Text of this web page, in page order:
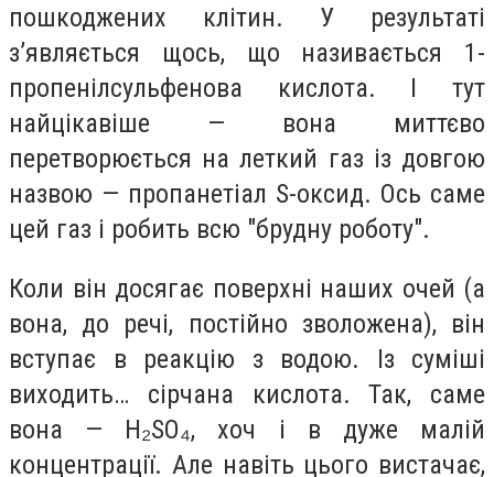
пошкоджених клітин. У результаті
з’являється щось, що називається 1-
пропенілсульфенова кислота. І тут
найцікавіше — вона миттєво
перетворюється на леткий газ із довгою
назвою — пропанетіал S-оксид. Ось саме
цей газ і робить всю "брудну роботу".
Коли він досягає поверхні наших очей (а
вона, до речі, постійно зволожена), він
вступає в реакцію з водою. Із суміші
виходить… сірчана кислота. Так, саме
вона — H₂SO₄, хоч і в дуже малій
концентрації. Але навіть цього вистачає,